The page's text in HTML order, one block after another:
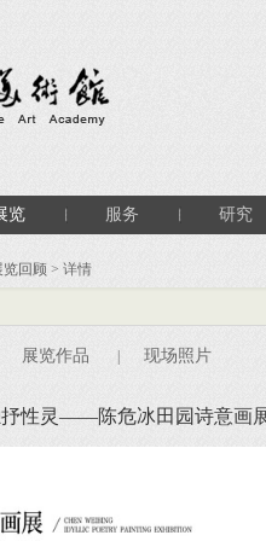
览 服务 研究
览回顾 > 详情
展览作品 现场照片
抒性灵——陈危冰田园诗意画